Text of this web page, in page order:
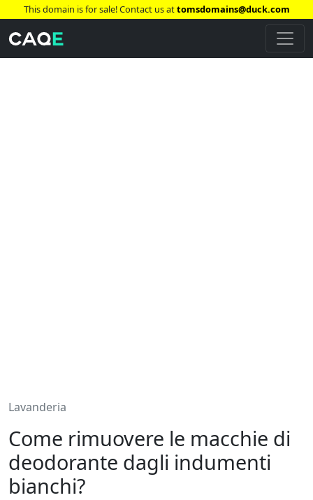
This domain is for sale! Contact us attomsdomains@duck.com
Lavanderia
Come rimuovere le macchie di
deodorante dagli indumenti
bianchi?